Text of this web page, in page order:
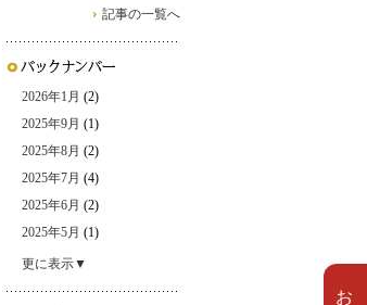
記事の一覧へ
2026年1月 (2)
2025年9月 (1)
2025年8月 (2)
2025年7月 (4)
2025年6月 (2)
2025年5月 (1)
更に表示▼